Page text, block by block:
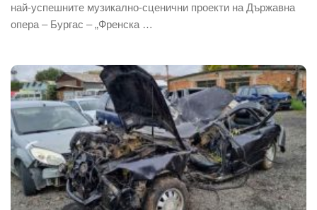
най‐успешните музикално-сценични проекти на Държавна
опера – Бургас – „Френска …